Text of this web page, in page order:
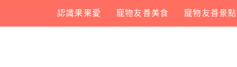
content
認識果果愛 寵物友善美食 寵物友善景點